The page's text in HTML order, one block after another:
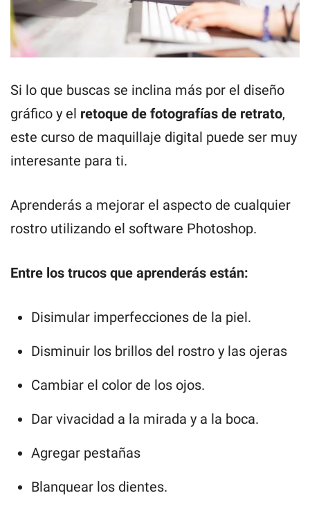
Si lo que buscas se inclina más por el diseño
gráfico y el retoque de fotografías de retrato,
este curso de maquillaje digital puede ser muy
interesante para ti.
Aprenderás a mejorar el aspecto de cualquier
rostro utilizando el software Photoshop.
Entre los trucos que aprenderás están:
Disimular imperfecciones de la piel.
Disminuir los brillos del rostro y las ojeras
Cambiar el color de los ojos.
Dar vivacidad a la mirada y a la boca.
Agregar pestañas
Blanquear los dientes.